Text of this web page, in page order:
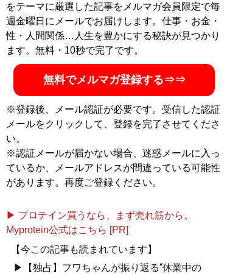
をテーマに厳選した記事をメルマガ会員限定で毎
週金曜日にメールでお届けします。仕事・お金・
性・人間関係…人生を豊かにする秘訣が見つかり
ます。無料・10秒で完了です。
無料でメルマガ登録する⇒⇒
※登録後、メール認証が必要です。受信した認証
メールをクリックして、登録を完了させてくださ
い。
※認証メールが届かない場合、迷惑メールに入っ
ているか、メールアドレスが間違っている可能性
があります。再度ご登録ください。
▶ プロテイン買うなら、まず売れ筋から。
Myprotein公式はこちら [PR]
【今この記事も読まれています】
▶【独占】フワちゃんが振り返る“休業中の